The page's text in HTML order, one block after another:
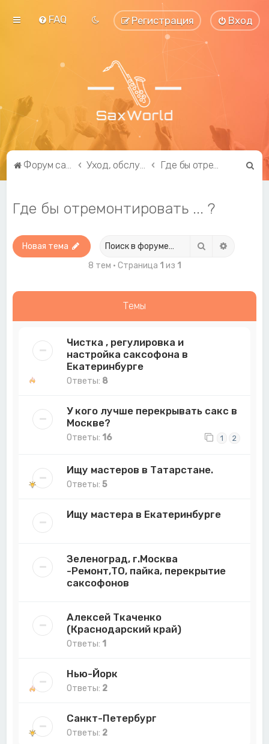
FAQ Вход
Регистрация
Форум саксофонистов SaxWorld.org Уход, обслуживание, ремонт и модификация Где бы отремонтировать ... ?
Где бы отремонтировать ... ?
Новая тема Поиск
8 тем • Страница 1 из 1
Темы
Чистка , регулировка и
настройка саксофона в
Екатеринбурге
Ответы: 8
У кого лучше перекрывать сакс в
Москве?
Ответы: 16 1 2
Ищу мастеров в Татарстане.
Ответы:5
Ищу мастера в Екатеринбурге
Зеленоград, г.Москва
-Ремонт,ТО, пайка, перекрытие
саксофонов
Алексей Ткаченко
(Краснодарский край)
Ответы: 1
Нью-Йорк
Ответы: 2
Санкт-Петербург
Ответы: 2